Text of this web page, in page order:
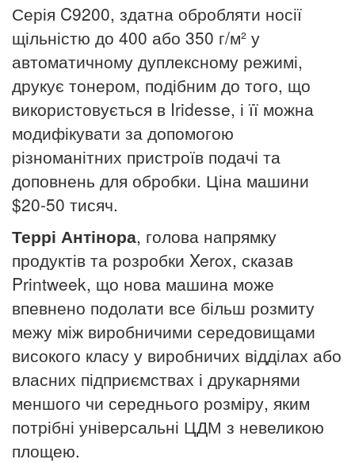
Серія C9200, здатна обробляти носії
щільністю до 400 або 350 г/м² у
автоматичному дуплексному режимі,
друкує тонером, подібним до того, що
використовується в Iridesse, і її можна
модифікувати за допомогою
різноманітних пристроїв подачі та
доповнень для обробки. Ціна машини
$20-50 тисяч.
Террі Антінора, голова напрямку
продуктів та розробки Xerox, сказав
Printweek, що нова машина може
впевнено подолати все більш розмиту
межу між виробничими середовищами
високого класу у виробничих відділах або
власних підприємствах і друкарнями
меншого чи середнього розміру, яким
потрібні універсальні ЦДМ з невеликою
площею.